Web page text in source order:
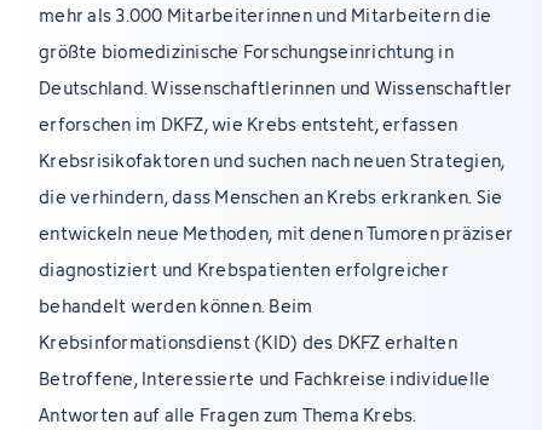
mehr als 3.000 Mitarbeiterinnen und Mitarbeitern die
größte biomedizinische Forschungseinrichtung in
Deutschland. Wissenschaftlerinnen und Wissenschaftler
erforschen im DKFZ, wie Krebs entsteht, erfassen
Krebsrisikofaktoren und suchen nach neuen Strategien,
die verhindern, dass Menschen an Krebs erkranken. Sie
entwickeln neue Methoden, mit denen Tumoren präziser
diagnostiziert und Krebspatienten erfolgreicher
behandelt werden können. Beim
Krebsinformationsdienst (KID) des DKFZ erhalten
Betroffene, Interessierte und Fachkreise individuelle
Antworten auf alle Fragen zum Thema Krebs.